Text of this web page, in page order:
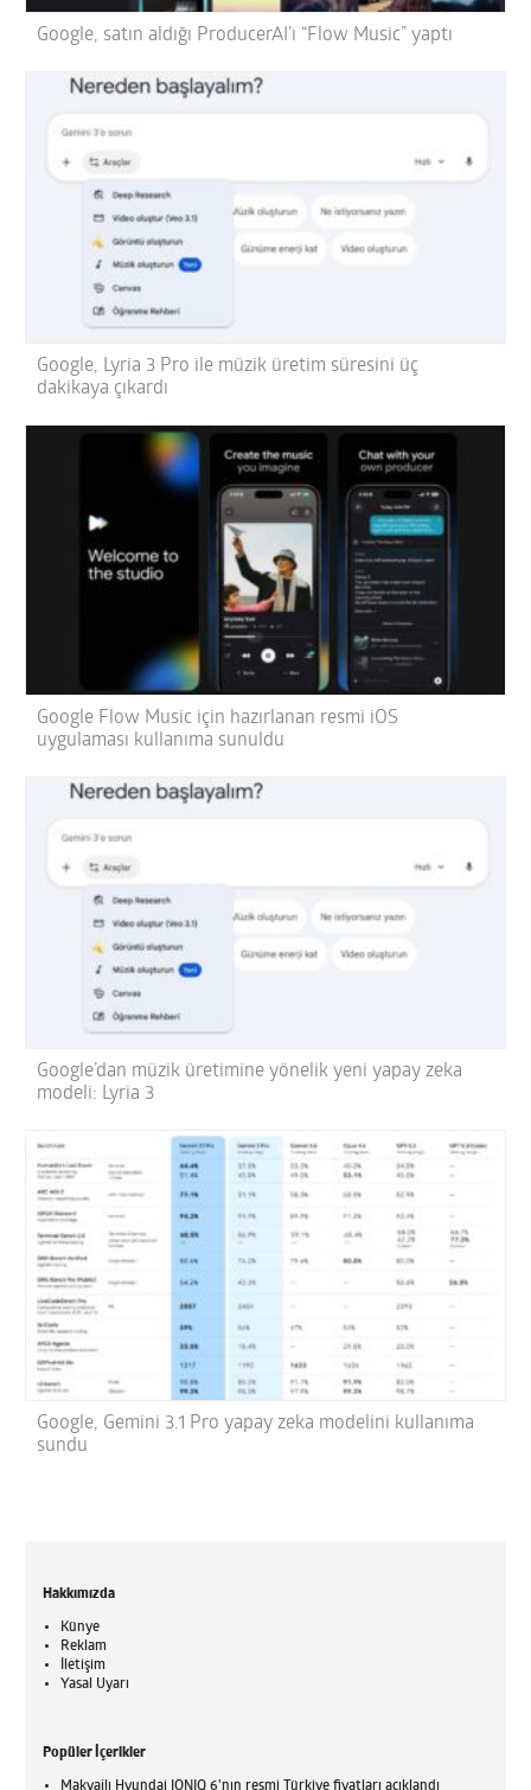
Google, satın aldığı ProducerAI’ı “Flow Music” yaptı
Google, Lyria 3 Pro ile müzik üretim süresini üç
dakikaya çıkardı
Google Flow Music için hazırlanan resmi iOS
uygulaması kullanıma sunuldu
Google’dan müzik üretimine yönelik yeni yapay zeka
modeli: Lyria 3
Google, Gemini 3.1 Pro yapay zeka modelini kullanıma
sundu
Hakkımızda
Künye
Reklam
İletişim
Yasal Uyarı
Popüler İçerikler
Makyajlı Hyundai IONIQ 6'nın resmi Türkiye fiyatları açıklandı